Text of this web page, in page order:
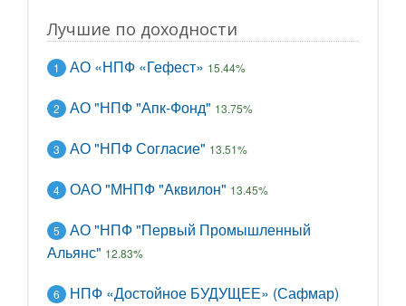
Лучшие по доходности
1 АО «НПФ «Гефест» 15.44%
2 АО "НПФ "Апк-Фонд" 13.75%
3 АО "НПФ Согласие" 13.51%
4 ОАО "МНПФ "Аквилон" 13.45%
5
АО "НПФ "Первый Промышленный
Альянс" 12.83%
6 НПФ «Достойное БУДУЩЕЕ» (Сафмар)